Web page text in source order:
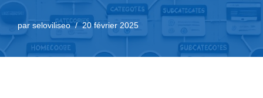
par seloviliseo 20 février 2025